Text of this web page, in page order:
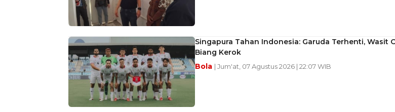
Singapura Tahan Indonesia: Garuda Terhenti, Wasit
Biang Kerok
Bola | Jum'at, 07 Agustus 2026 | 22:07 WIB